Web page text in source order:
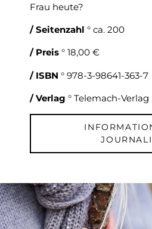
Frau heute?
/ Seitenzahl ° ca. 200
/ Preis ° 18,00 €
/ ISBN ° 978-3-98641-363-7
/ Verlag ° Telemach-Verlag